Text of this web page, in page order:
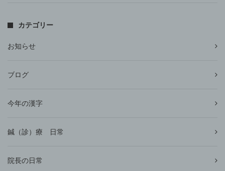
カテゴリー
お知らせ
ブログ
今年の漢字
鍼（診）療 日常
院長の日常